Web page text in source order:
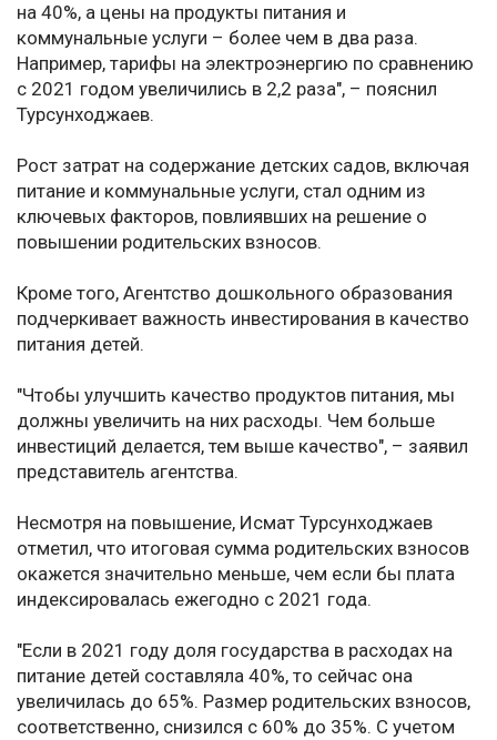
на 40%, а цены на продукты питания и
коммунальные услуги – более чем в два раза.
Например, тарифы на электроэнергию по сравнению
с 2021 годом увеличились в 2,2 раза", – пояснил
Турсунходжаев.
Рост затрат на содержание детских садов, включая
питание и коммунальные услуги, стал одним из
ключевых факторов, повлиявших на решение о
повышении родительских взносов.
Кроме того, Агентство дошкольного образования
подчеркивает важность инвестирования в качество
питания детей.
"Чтобы улучшить качество продуктов питания, мы
должны увеличить на них расходы. Чем больше
инвестиций делается, тем выше качество", – заявил
представитель агентства.
Несмотря на повышение, Исмат Турсунходжаев
отметил, что итоговая сумма родительских взносов
окажется значительно меньше, чем если бы плата
индексировалась ежегодно с 2021 года.
"Если в 2021 году доля государства в расходах на
питание детей составляла 40%, то сейчас она
увеличилась до 65%. Размер родительских взносов,
соответственно, снизился с 60% до 35%. С учетом